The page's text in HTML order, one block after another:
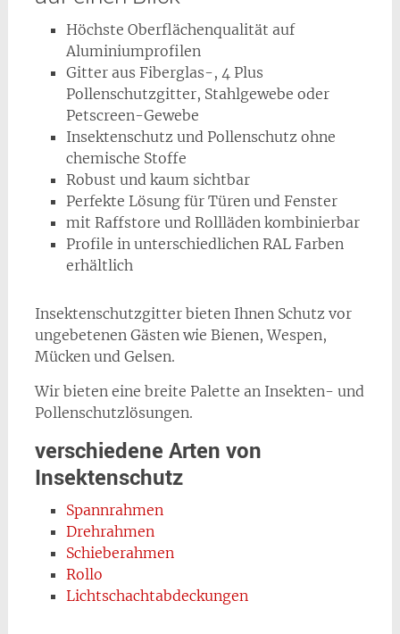
Höchste Oberflächenqualität auf
Aluminiumprofilen
Gitter aus Fiberglas-, 4 Plus
Pollenschutzgitter, Stahlgewebe oder
Petscreen-Gewebe
Insektenschutz und Pollenschutz ohne
chemische Stoffe
Robust und kaum sichtbar
Perfekte Lösung für Türen und Fenster
mit Raffstore und Rollläden kombinierbar
Profile in unterschiedlichen RAL Farben
erhältlich
Insektenschutzgitter bieten Ihnen Schutz vor
ungebetenen Gästen wie Bienen, Wespen,
Mücken und Gelsen.
Wir bieten eine breite Palette an Insekten- und
Pollenschutzlösungen.
verschiedene Arten von
Insektenschutz
Spannrahmen
Drehrahmen
Schieberahmen
Rollo
Lichtschachtabdeckungen